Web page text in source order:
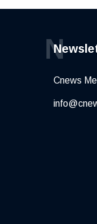
N
Cnews